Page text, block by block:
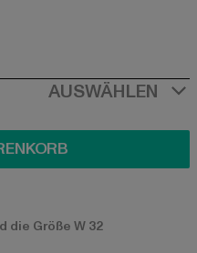
AUSWÄHLEN
die Größe W 32